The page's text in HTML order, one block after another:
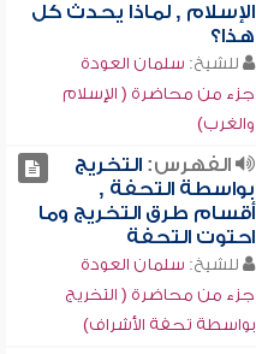
الإسلام , لماذا يحدث كل
هذا؟
للشيخ: سلمان العودة
جزء من محاضرة ( الإسلام
والغرب)
الفهرس:التخريج
بواسطة التحفة ,
أقسام طرق التخريج وما
احتوت التحفة
للشيخ: سلمان العودة
جزء من محاضرة ( التخريج
بواسطة تحفة الأشراف)